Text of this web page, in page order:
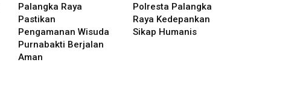
Palangka Raya
Pastikan
Pengamanan Wisuda
Purnabakti Berjalan
Aman
Polresta Palangka
Raya Kedepankan
Sikap Humanis